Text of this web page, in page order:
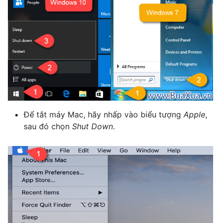
Để tắt máy Mac, hãy nhấp vào biểu tượng Apple,
sau đó chọn Shut Down.